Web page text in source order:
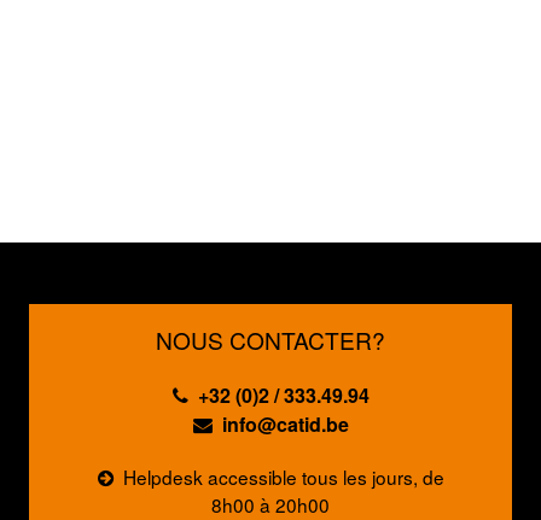
NOUS CONTACTER?
+32 (0)2 / 333.49.94
info@catid.be
Helpdesk accessible tous les jours, de
8h00 à 20h00